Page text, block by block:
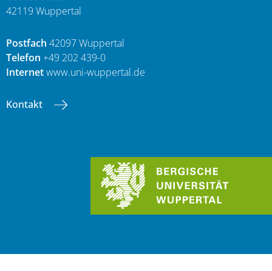
42119 Wuppertal
Postfach 42097 Wuppertal
Telefon +49 202 439-0
Internetwww.uni-wuppertal.de
Kontakt